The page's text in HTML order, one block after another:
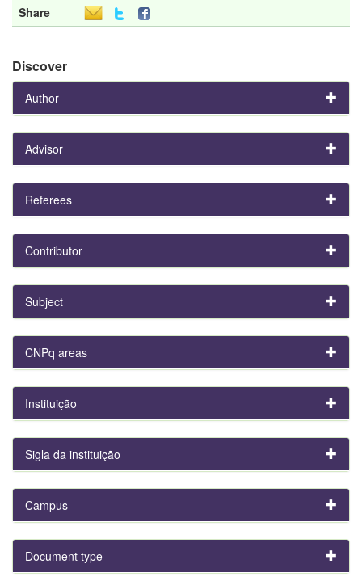
Share
Discover
Author
Advisor
Referees
Contributor
Subject
CNPq areas
Instituição
Sigla da instituição
Campus
Document type